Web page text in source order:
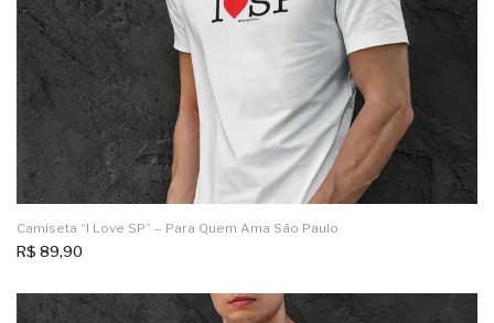
Camiseta “I Love SP” – Para Quem Ama São Paulo
R$ 89,90